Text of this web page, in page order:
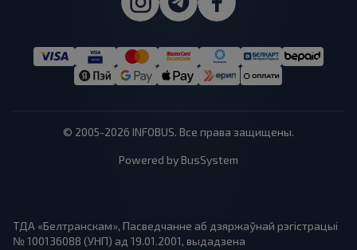
© 2005-2026 INFOBUS. Все права защищены.
Powered by BusSystem
ТДА «Белтранскам», Пасведчанне аб дзяржаўнай рэгістрацыі
№ 100136088 (УНП) ад 19.01.2001, выдадзена